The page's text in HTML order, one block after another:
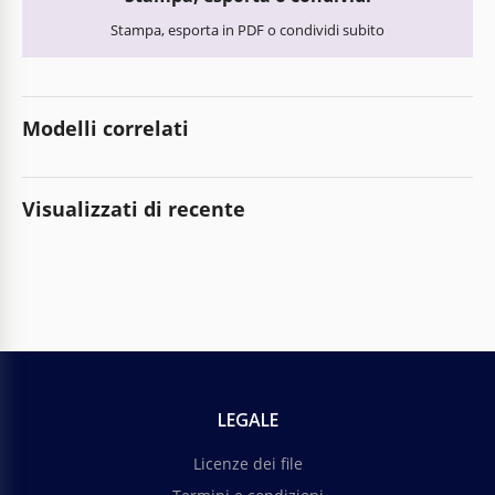
Stampa, esporta in PDF o condividi subito
Modelli correlati
Visualizzati di recente
LEGALE
Licenze dei file